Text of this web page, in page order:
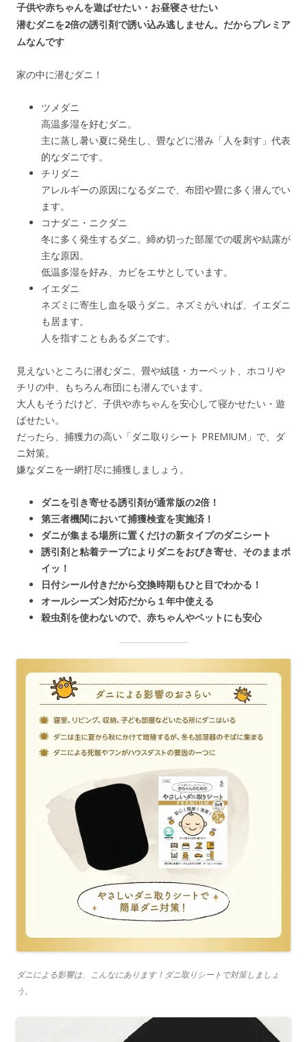
子供や赤ちゃんを遊ばせたい・お昼寝させたい
潜むダニを2倍の誘引剤で誘い込み逃しません。だからプレミア
ムなんです
家の中に潜むダニ！
ツメダニ
高温多湿を好むダニ。
主に蒸し暑い夏に発生し、畳などに潜み「人を刺す」代表
的なダニです。
チリダニ
アレルギーの原因になるダニで、布団や畳に多く潜んでい
ます。
コナダニ・ニクダニ
冬に多く発生するダニ。締め切った部屋での暖房や結露が
主な原因。
低温多湿を好み、カビをエサとしています。
イエダニ
ネズミに寄生し血を吸うダニ。ネズミがいれば、イエダニ
も居ます。
人を指すこともあるダニです。
見えないところに潜むダニ、畳や絨毯・カーペット、ホコリや
チリの中、もちろん布団にも潜んでいます。
大人もそうだけど、子供や赤ちゃんを安心して寝かせたい・遊
ばせたい。
だったら、捕獲力の高い「ダニ取りシート PREMIUM」で、ダ
ニ対策。
嫌なダニを一網打尽に捕獲しましょう。
ダニを引き寄せる誘引剤が通常版の2倍！
第三者機関において捕獲検査を実施済！
ダニが集まる場所に置くだけの新タイプのダニシート
誘引剤と粘着テープによりダニをおびき寄せ、そのままポ
イッ！
日付シール付きだから交換時期もひと目でわかる！
オールシーズン対応だから１年中使える
殺虫剤を使わないので、赤ちゃんやペットにも安心
ダニによる影響は、こんなにあります！ダニ取りシートで対策しましょ
う。